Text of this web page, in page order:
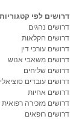
דרושים לפי קטגוריות
דרושים נהגים
דרושים חקלאות
דרושים עורכי דין
דרושים משאבי אנוש
דרושים שליחים
דרושים עובדים
דרושים אחיות
דרושים מזכירה רפואית
דרושים רופאים